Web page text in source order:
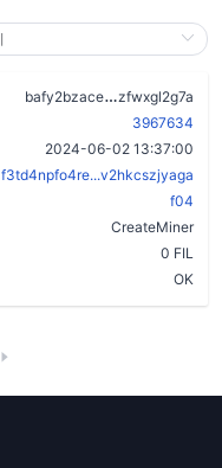
bafy2bzace
zfwxgl2g7a
3967634
2024-06-02 13:37:00
f3td4npfo4re...v2hkcszjyaga
f04
CreateMiner
0 FIL
OK